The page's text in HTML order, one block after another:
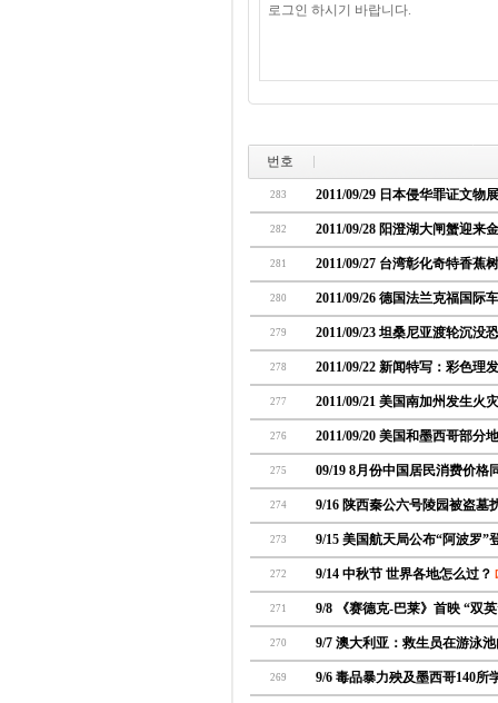
번호
283 2011/09/29 日本侵华罪证文物
282 2011/09/28 阳澄湖大闸蟹迎来
281 2011/09/27 台湾彰化奇特香蕉
280 2011/09/26 德国法兰克福国际
279 2011/09/23 坦桑尼亚渡轮沉没
278 2011/09/22 新闻特写：彩色理
277 2011/09/21 美国南加州发生火
276 2011/09/20 美国和墨西哥部分
275 09/19 8月份中国居民消费价格
274 9/16 陕西秦公六号陵园被盗墓
273 9/15 美国航天局公布“阿波罗”
272 9/14 中秋节 世界各地怎么过？
271 9/8 《赛德克-巴莱》首映 “双
270 9/7 澳大利亚：救生员在游泳
269 9/6 毒品暴力殃及墨西哥140所